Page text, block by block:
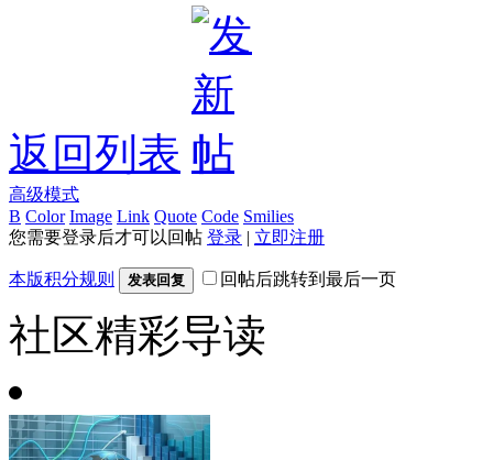
返回列表
高级模式
B Color Image Link Quote Code Smilies
您需要登录后才可以回帖 登录 | 立即注册
本版积分规则 发表回复 回帖后跳转到最后一页
社区精彩导读